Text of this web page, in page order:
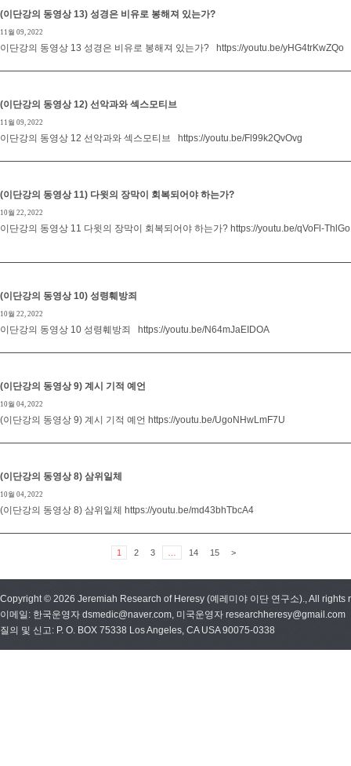
(이단강의 동영상 13) 성경은 비유로 봉해져 있는가?
11월 09, 2022
이단강의 동영상 13 성경은 비유로 봉해져 있는가? https://youtu.be/yHG4trKwZQo
(이단강의 동영상 12) 선악과와 섹스모티브
11월 09, 2022
이단강의 동영상 12 선악과와 섹스모티브 https://youtu.be/Fl99k2QvOvg
(이단강의 동영상 11) 다윗의 장막이 회복되어야 하는가?
10월 22, 2022
이단강의 동영상 11 다윗의 장막이 회복되어야 하는가? https://youtu.be/qVoFl-ThlGo
(이단강의 동영상 10) 성령훼방죄
10월 22, 2022
이단강의 동영상 10 성령훼방죄 https://youtu.be/N64mJaEIDOA
(이단강의 동영상 9) 계시 기적 예언
10월 04, 2022
(이단강의 동영상 9) 계시 기적 예언 https://youtu.be/UgoNHwLmF7U
(이단강의 동영상 8) 삼위일체
10월 04, 2022
(이단강의 동영상 8) 삼위일체 https://youtu.be/md43bhTbcA4
1 2 3 14 15 >
Copyright © 2026 Jeremiah Research of Heresy (예레미야 이단 연구소)., All rights
이메일: 한국운영자 dsmedic@naver.com, 미국운영자 researchheresy@gmail.com
질의 및 신고: P. O. BOX 75338 Los Angeles, CA USA 90075-0338